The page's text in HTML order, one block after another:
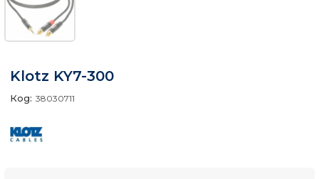
Klotz KY7-300
Код: 38030711